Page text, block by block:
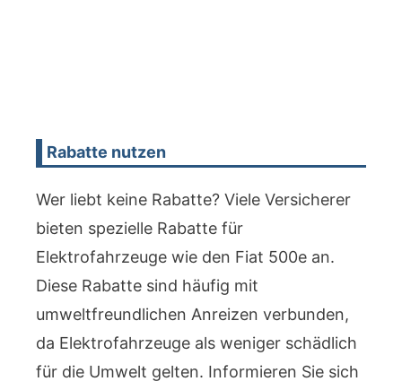
Rabatte nutzen
Wer liebt keine Rabatte? Viele Versicherer
bieten spezielle Rabatte für
Elektrofahrzeuge wie den Fiat 500e an.
Diese Rabatte sind häufig mit
umweltfreundlichen Anreizen verbunden,
da Elektrofahrzeuge als weniger schädlich
für die Umwelt gelten. Informieren Sie sich